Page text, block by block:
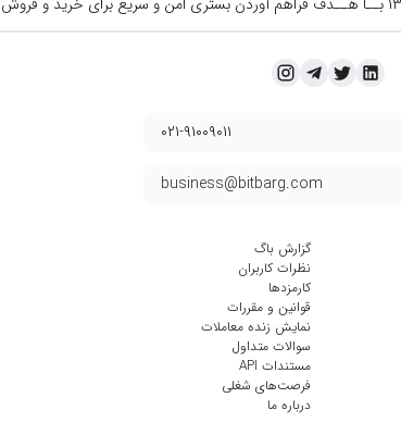
business@bitbarg.com
۰۲۱-۹۱۰۰۹۰۱۱
گزارش باگ
نظرات کاربران
کارمزد‌ها
قوانین و مقررات
نمایش زنده معاملات
سوالات متداول
مستندات API
فرصت‌های شغلی
درباره ما